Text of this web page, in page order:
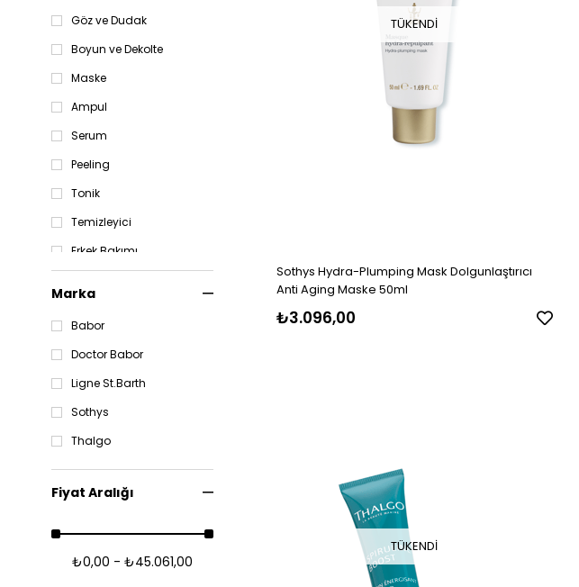
Göz ve Dudak
Boyun ve Dekolte
Maske
Ampul
Serum
Peeling
Tonik
Temizleyici
Erkek Bakımı
Marka
Babor
Doctor Babor
Ligne St.Barth
Sothys
Thalgo
Fiyat Aralığı
₺0,00 - ₺45.061,00
TÜKENDI
Sothys Hydra-Plumping Mask Dolgunlaştırıcı
Anti Aging Maske 50ml
₺3.096,00
TÜKENDI